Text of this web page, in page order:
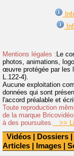
Vidéos | Dossiers |
Articles | Images |
Mentions légales :Le
photos, animations,
œuvre protégée par les
L.122-4).
Aucune exploitation
données qui sont
l'accord préalable et
Toute reproduction
de la marque
à des poursuites.
>>